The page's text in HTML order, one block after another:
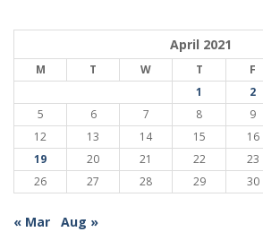
April 2021
M T W T F
1
2
5
6 7 8 9
12
13 14 15 16
19
20 21 22 23
26
27 28 29 30
« Mar Aug »